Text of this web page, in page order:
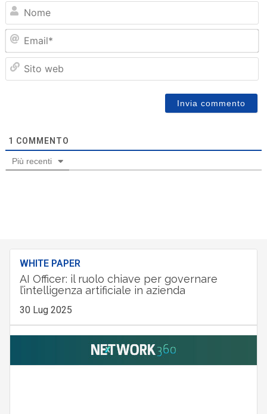
1 COMMENTO
Più recenti
WHITE PAPER
AI Officer: il ruolo chiave per governare
l’intelligenza artificiale in azienda
30 Lug 2025